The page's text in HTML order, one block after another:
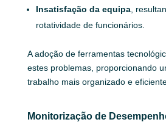
Insatisfação da equipa,
rotatividade de funcionários.
A adoção de ferramentas
estes problemas, proporcionando
trabalho mais organizado e
Monitorização de